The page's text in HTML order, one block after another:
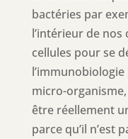
bactéries par
l’intérieur de nos
cellules pour se
micro-
être réellement
parce qu’il n’est